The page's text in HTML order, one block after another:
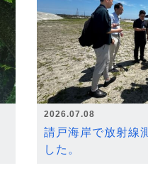
2026.07.08
請戸海岸で放射線
した。